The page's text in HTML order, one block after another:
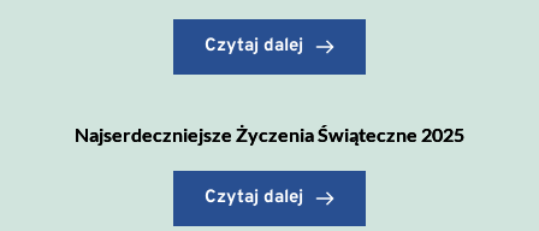
Czytaj dalej
Najserdeczniejsze Życzenia Świąteczne 2025
Czytaj dalej